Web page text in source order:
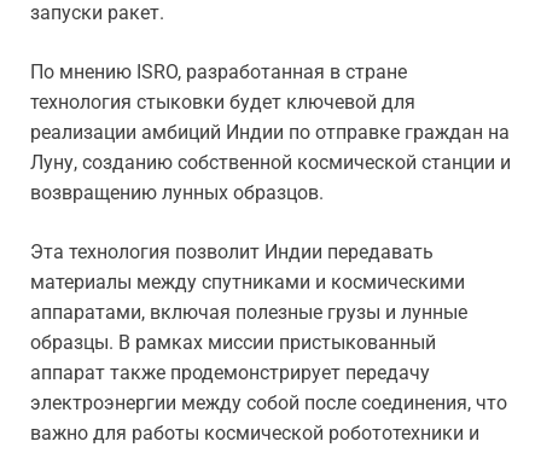
запуски ракет.
По мнению ISRO, разработанная в стране
технология стыковки будет ключевой для
реализации амбиций Индии по отправке граждан на
Луну, созданию собственной космической станции и
возвращению лунных образцов.
Эта технология позволит Индии передавать
материалы между спутниками и космическими
аппаратами, включая полезные грузы и лунные
образцы. В рамках миссии пристыкованный
аппарат также продемонстрирует передачу
электроэнергии между собой после соединения, что
важно для работы космической робототехники и